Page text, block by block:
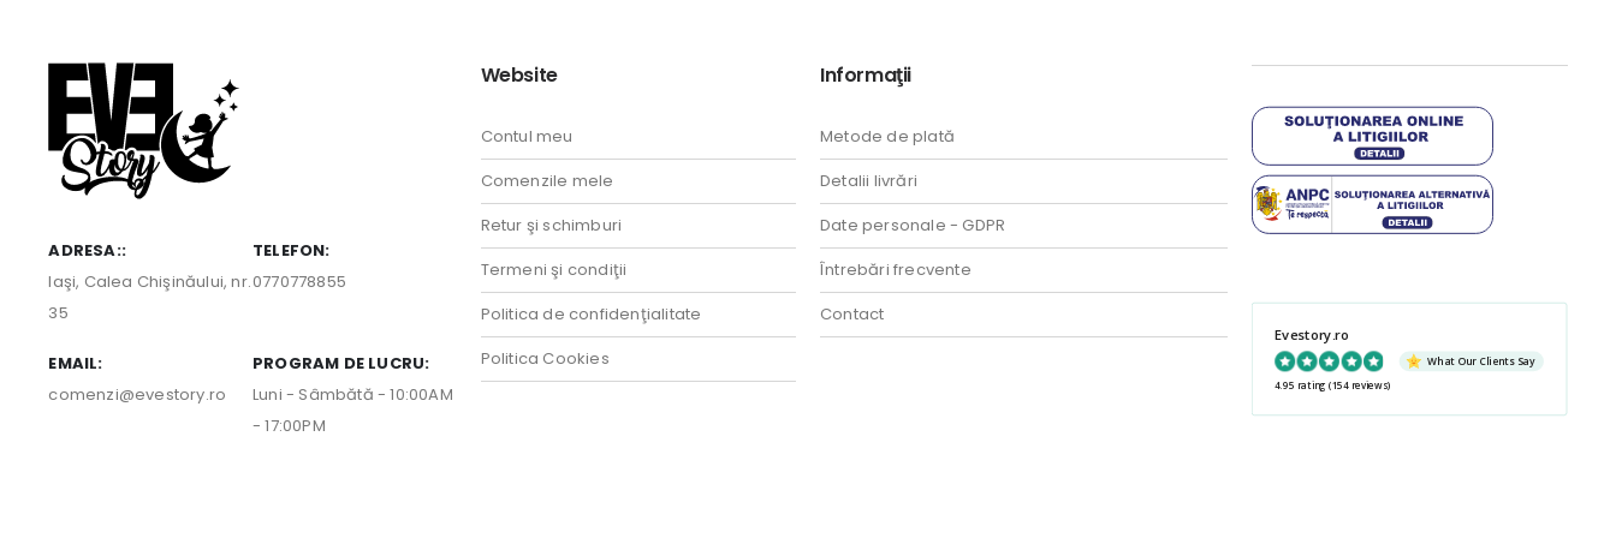
ADRESA::
Iaşi, Calea Chişinăului, nr.
35
TELEFON:
0770778855
EMAIL:
comenzi@evestory.ro
PROGRAM DE LUCRU:
Luni - Sâmbătă - 10:00AM
- 17:00PM
Website
Contul meu
Comenzile mele
Retur şi schimburi
Termeni şi condiţii
Politica de confidenţialitate
Politica Cookies
Informaţii
Metode de plată
Detalii livrări
Date personale - GDPR
Întrebări frecvente
Contact
Evestory.ro
What Our Clients Say
4.95 rating (154 reviews)